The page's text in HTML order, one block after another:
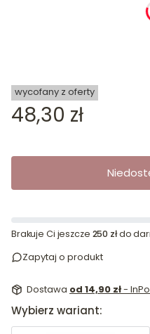
godziny
wycofany z oferty
Cena
48,30 zł
Brakuje Ci jeszcze 250 złdo
Zapytaj o produkt
Dostawa od 14,90 zł-
Wybierz wariant: